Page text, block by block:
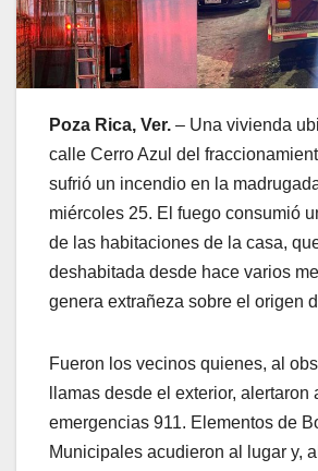
Poza Rica, Ver. – Una vivienda
calle Cerro Azul del
sufrió un incendio en la
miércoles 25. El fuego consumió
de las habitaciones de la casa,
deshabitada desde hace varios
genera extrañeza sobre el origen
Fueron los vecinos quienes, al
llamas desde el exterior, alertaron
emergencias 911. Elementos de
Municipales acudieron al lugar y,